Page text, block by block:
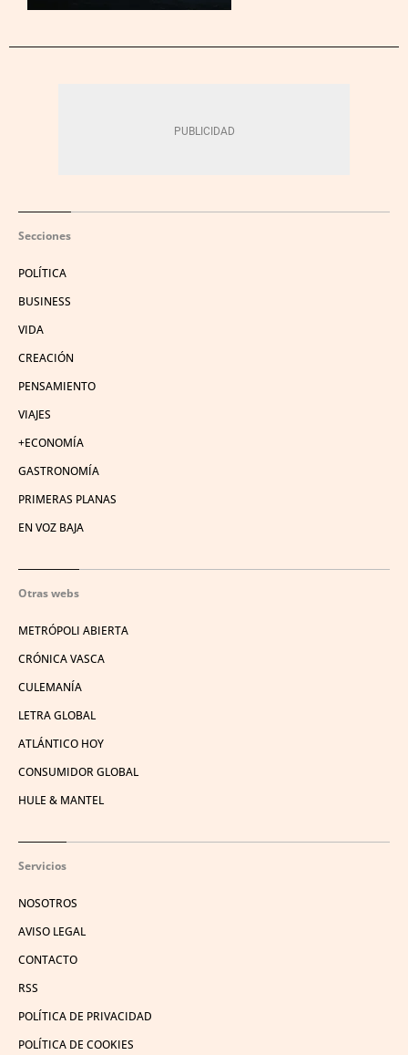
Secciones
POLÍTICA
BUSINESS
VIDA
CREACIÓN
PENSAMIENTO
VIAJES
+ECONOMÍA
GASTRONOMÍA
PRIMERAS PLANAS
EN VOZ BAJA
Otras webs
METRÓPOLI ABIERTA
CRÓNICA VASCA
CULEMANÍA
LETRA GLOBAL
ATLÁNTICO HOY
CONSUMIDOR GLOBAL
HULE & MANTEL
Servicios
NOSOTROS
AVISO LEGAL
CONTACTO
RSS
POLÍTICA DE PRIVACIDAD
POLÍTICA DE COOKIES